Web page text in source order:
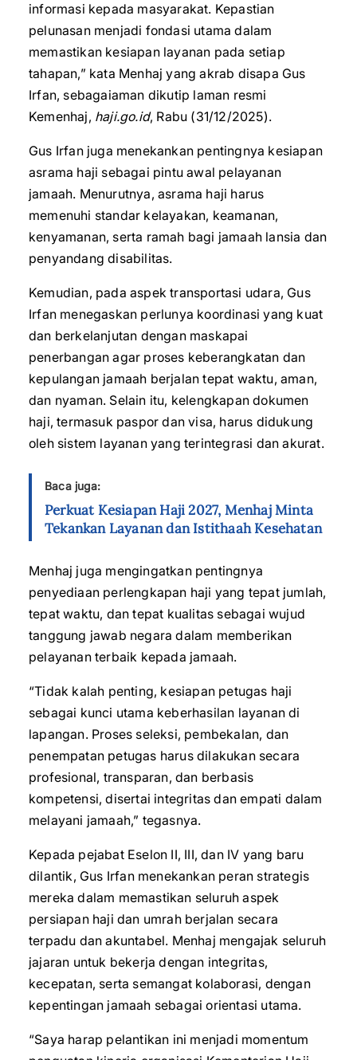
informasi kepada masyarakat. Kepastian
pelunasan menjadi fondasi utama dalam
memastikan kesiapan layanan pada setiap
tahapan,” kata Menhaj yang akrab disapa Gus
Irfan, sebagaiaman dikutip laman resmi
Kemenhaj, haji.go.id, Rabu (31/12/2025).
Gus Irfan juga menekankan pentingnya kesiapan
asrama haji sebagai pintu awal pelayanan
jamaah. Menurutnya, asrama haji harus
memenuhi standar kelayakan, keamanan,
kenyamanan, serta ramah bagi jamaah lansia dan
penyandang disabilitas.
Kemudian, pada aspek transportasi udara, Gus
Irfan menegaskan perlunya koordinasi yang kuat
dan berkelanjutan dengan maskapai
penerbangan agar proses keberangkatan dan
kepulangan jamaah berjalan tepat waktu, aman,
dan nyaman. Selain itu, kelengkapan dokumen
haji, termasuk paspor dan visa, harus didukung
oleh sistem layanan yang terintegrasi dan akurat.
Baca juga:
Perkuat Kesiapan Haji 2027, Menhaj Minta
Tekankan Layanan dan Istithaah Kesehatan
Menhaj juga mengingatkan pentingnya
penyediaan perlengkapan haji yang tepat jumlah,
tepat waktu, dan tepat kualitas sebagai wujud
tanggung jawab negara dalam memberikan
pelayanan terbaik kepada jamaah.
“Tidak kalah penting, kesiapan petugas haji
sebagai kunci utama keberhasilan layanan di
lapangan. Proses seleksi, pembekalan, dan
penempatan petugas harus dilakukan secara
profesional, transparan, dan berbasis
kompetensi, disertai integritas dan empati dalam
melayani jamaah,” tegasnya.
Kepada pejabat Eselon II, III, dan IV yang baru
dilantik, Gus Irfan menekankan peran strategis
mereka dalam memastikan seluruh aspek
persiapan haji dan umrah berjalan secara
terpadu dan akuntabel. Menhaj mengajak seluruh
jajaran untuk bekerja dengan integritas,
kecepatan, serta semangat kolaborasi, dengan
kepentingan jamaah sebagai orientasi utama.
“Saya harap pelantikan ini menjadi momentum